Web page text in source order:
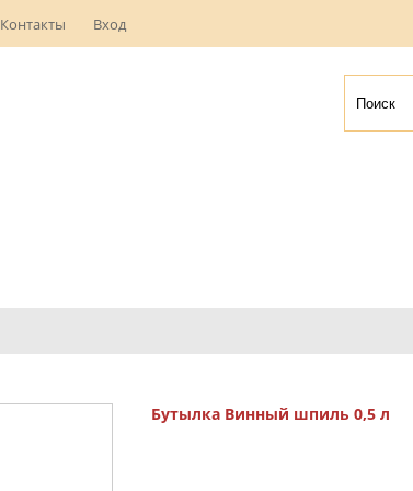
Контакты Вход
Бутылка Винный шпиль 0,5 л